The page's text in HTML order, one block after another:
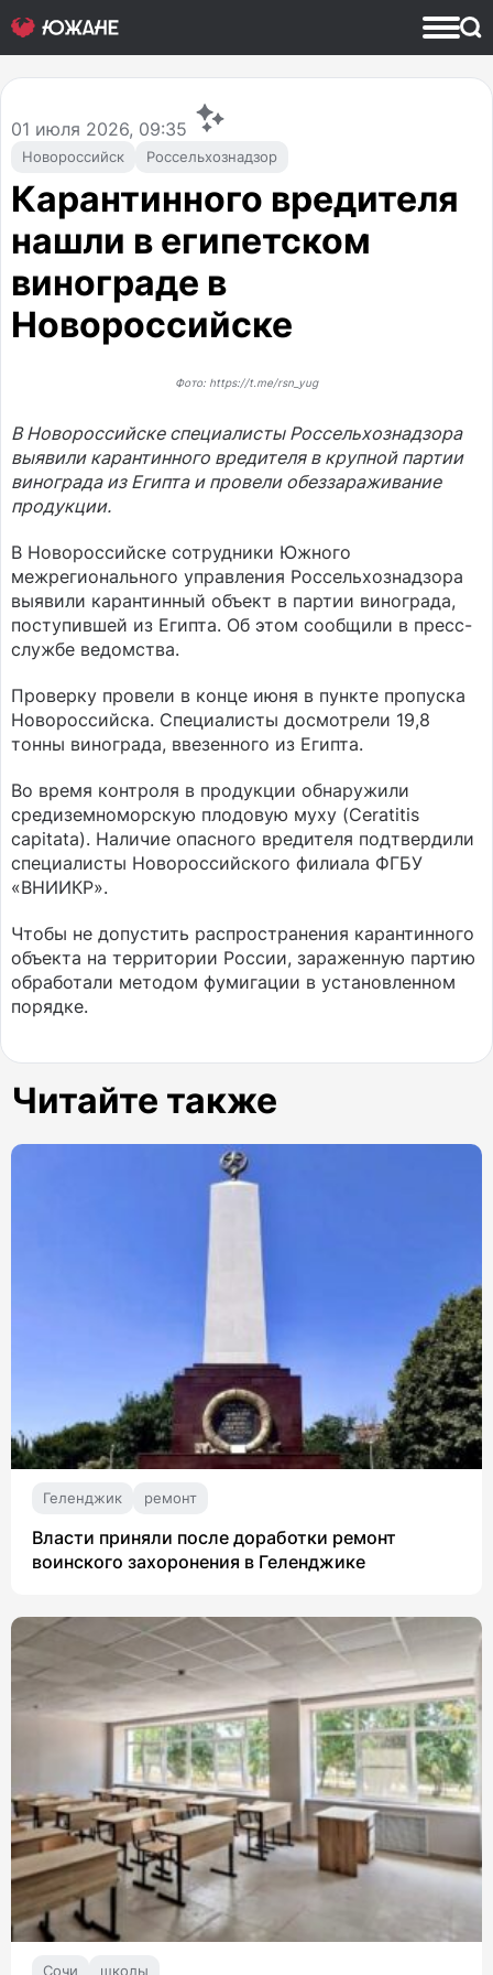
Новороссийск Россельхознадзор
01 июля 2026, 09:35
Карантинного вредителя
нашли в египетском
винограде в
Новороссийске
Фото: https://t.me/rsn_yug
В Новороссийске специалисты Россельхознадзора
выявили карантинного вредителя в крупной партии
винограда из Египта и провели обеззараживание
продукции.
В Новороссийске сотрудники Южного
межрегионального управления Россельхознадзора
выявили карантинный объект в партии винограда,
поступившей из Египта. Об этом сообщили в пресс-
службе ведомства.
Проверку провели в конце июня в пункте пропуска
Новороссийска. Специалисты досмотрели 19,8
тонны винограда, ввезенного из Египта.
Во время контроля в продукции обнаружили
средиземноморскую плодовую муху (Ceratitis
capitata). Наличие опасного вредителя подтвердили
специалисты Новороссийского филиала ФГБУ
«ВНИИКР».
Чтобы не допустить распространения карантинного
объекта на территории России, зараженную партию
обработали методом фумигации в установленном
порядке.
Читайте также
Геленджик ремонт
Власти приняли после доработки ремонт
воинского захоронения в Геленджике
Сочи школы